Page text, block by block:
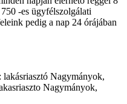
-es ügyfélszolgálati
pedig a nap 24 órájában
Nagymányok,
Nagymányok,